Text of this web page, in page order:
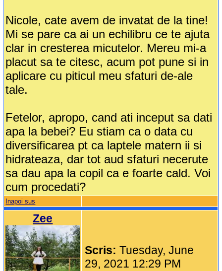
Nicole, cate avem de invatat de la tine!
Mi se pare ca ai un echilibru ce te ajuta
clar in cresterea micutelor. Mereu mi-a
placut sa te citesc, acum pot pune si in
aplicare cu piticul meu sfaturi de-ale
tale.
Fetelor, apropo, cand ati inceput sa dati
apa la bebei? Eu stiam ca o data cu
diversificarea pt ca laptele matern ii si
hidrateaza, dar tot aud sfaturi necerute
sa dau apa la copil ca e foarte cald. Voi
cum procedati?
Inapoi sus
Zee
Scris:Tuesday, June
29, 2021 12:29 PM